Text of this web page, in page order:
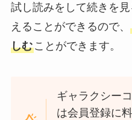
試し読みをして続きを
えることができるので、
しむことができます。
ギャラクシー
は会員登録に